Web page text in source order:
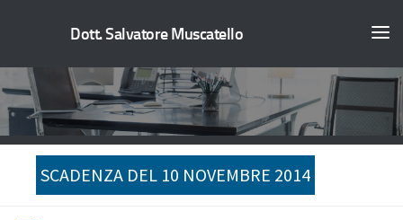
Dott. Salvatore Muscatello
SCADENZA DEL 10 NOVEMBRE 2014